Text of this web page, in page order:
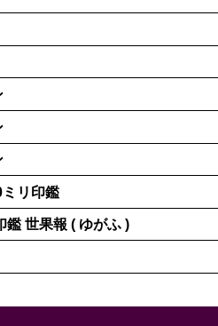
リ印鑑
世果報 ( ゆがふ )